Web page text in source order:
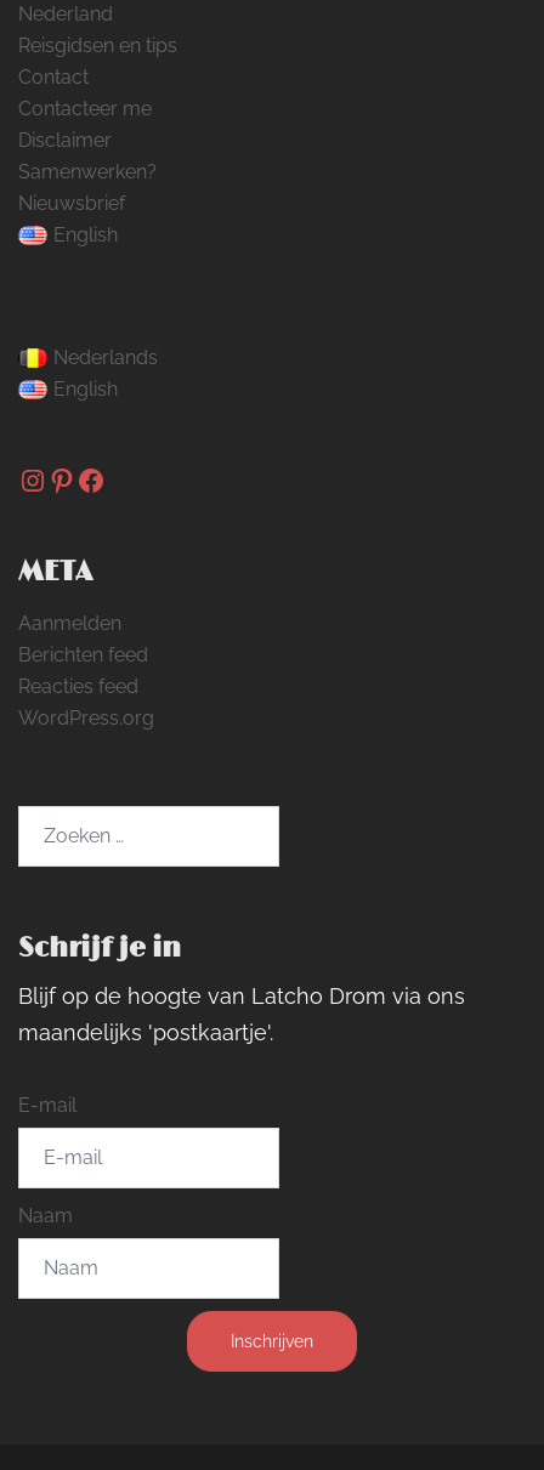
Nederland
Reisgidsen en tips
Contact
Contacteer me
Disclaimer
Samenwerken?
Nieuwsbrief
English
Nederlands
English
Instagram
Pinterest
Facebook
META
Aanmelden
Berichten feed
Reacties feed
WordPress.org
Schrijf je in
Blijf op de hoogte van Latcho Drom via ons
maandelijks 'postkaartje'.
E-mail
Naam
Inschrijven